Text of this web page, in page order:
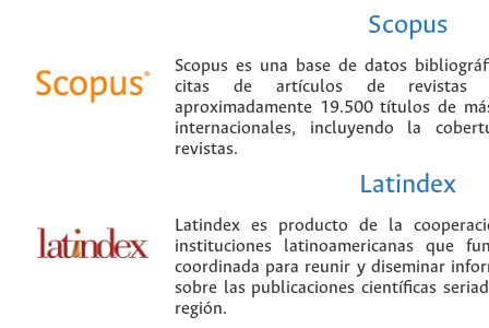
Scopus
Scopus es una base de datos
citas de artículos de revistas
aproximadamente 19.500 títulos de
internacionales, incluyendo la
revistas.
Latindex
Latindex es producto de la
instituciones latinoamericanas que
coordinada para reunir y diseminar
sobre las publicaciones científicas
región.